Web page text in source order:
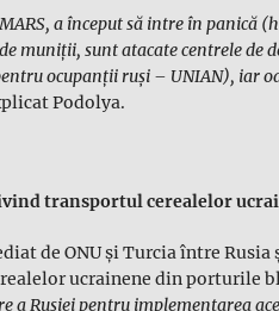
a început să intre în panică
muniții, sunt atacate centrele de
ocupanții ruși – UNIAN), iar
Podolya.
transportul cerealelor
de ONU şi Turcia între Rusia
ucrainene din porturile
a Rusiei pentru implementarea